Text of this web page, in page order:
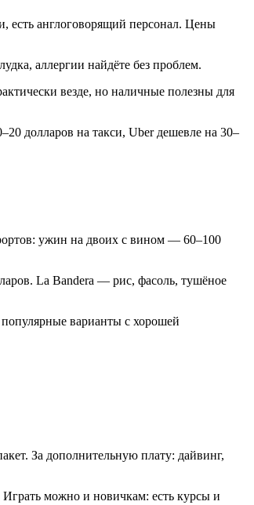
есть англоговорящий персонал. Цены
аллергии найдёте без проблем.
везде, но наличные полезны для
долларов на такси, Uber дешевле на 30–
ужин на двоих с вином — 60–100
La Bandera — рис, фасоль, тушёное
варианты с хорошей
За дополнительную плату: дайвинг,
можно и новичкам: есть курсы и